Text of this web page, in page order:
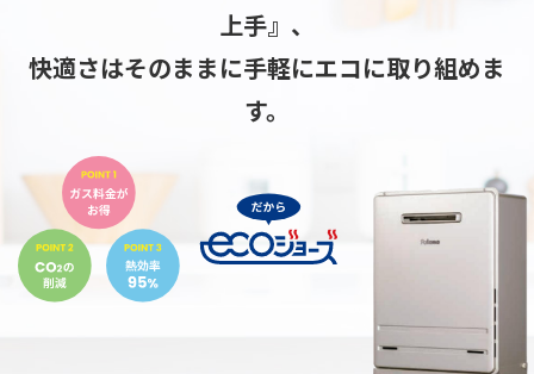
上手』、
快適さはそのままに手軽にエコに取り組めま
す。